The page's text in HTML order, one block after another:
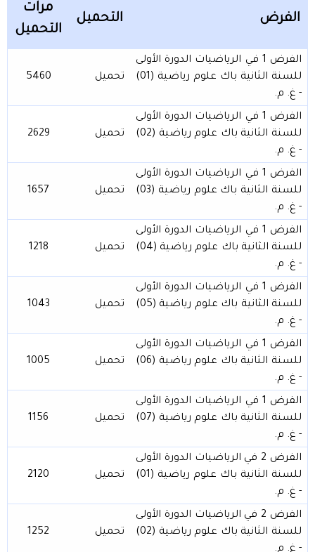
الفرض التحميل
مرات
التحميل
الفرض 1 في الرياضيات الدورة الأولى
للسنة الثانية باك علوم رياضية (01)
- غ. م.
تحميل 5460
الفرض 1 في الرياضيات الدورة الأولى
للسنة الثانية باك علوم رياضية (02)
- غ. م.
تحميل 2629
الفرض 1 في الرياضيات الدورة الأولى
للسنة الثانية باك علوم رياضية (03)
- غ. م.
تحميل 1657
الفرض 1 في الرياضيات الدورة الأولى
للسنة الثانية باك علوم رياضية (04)
- غ. م.
تحميل 1218
الفرض 1 في الرياضيات الدورة الأولى
للسنة الثانية باك علوم رياضية (05)
- غ. م.
تحميل 1043
الفرض 1 في الرياضيات الدورة الأولى
للسنة الثانية باك علوم رياضية (06)
- غ. م.
تحميل 1005
الفرض 1 في الرياضيات الدورة الأولى
للسنة الثانية باك علوم رياضية (07)
- غ. م.
تحميل 1156
الفرض 2 في الرياضيات الدورة الأولى
للسنة الثانية باك علوم رياضية (01)
- غ. م.
تحميل 2120
الفرض 2 في الرياضيات الدورة الأولى
للسنة الثانية باك علوم رياضية (02)
- غ. م.
تحميل 1252